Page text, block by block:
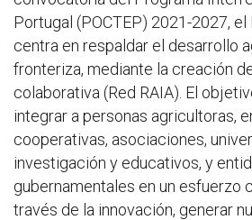
Portugal (POCTEP) 2021-2027,
centra en respaldar el desarrollo
fronteriza, mediante la creación
colaborativa (Red RAIA). El
integrar a personas agricultoras,
cooperativas, asociaciones,
investigación y educativos, y
gubernamentales en un esfuerzo
través de la innovación, generar